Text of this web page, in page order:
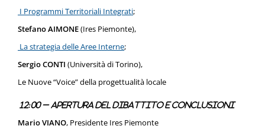
I Programmi Territoriali Integrati;
Stefano AIMONE(Ires Piemonte),
La strategia delle Aree Interne;
Sergio CONTI (Università di Torino),
Le Nuove “Voice” della progettualità locale
12:00 – Apertura del dibattito e conclusioni
Mario VIANO, Presidente Ires Piemonte